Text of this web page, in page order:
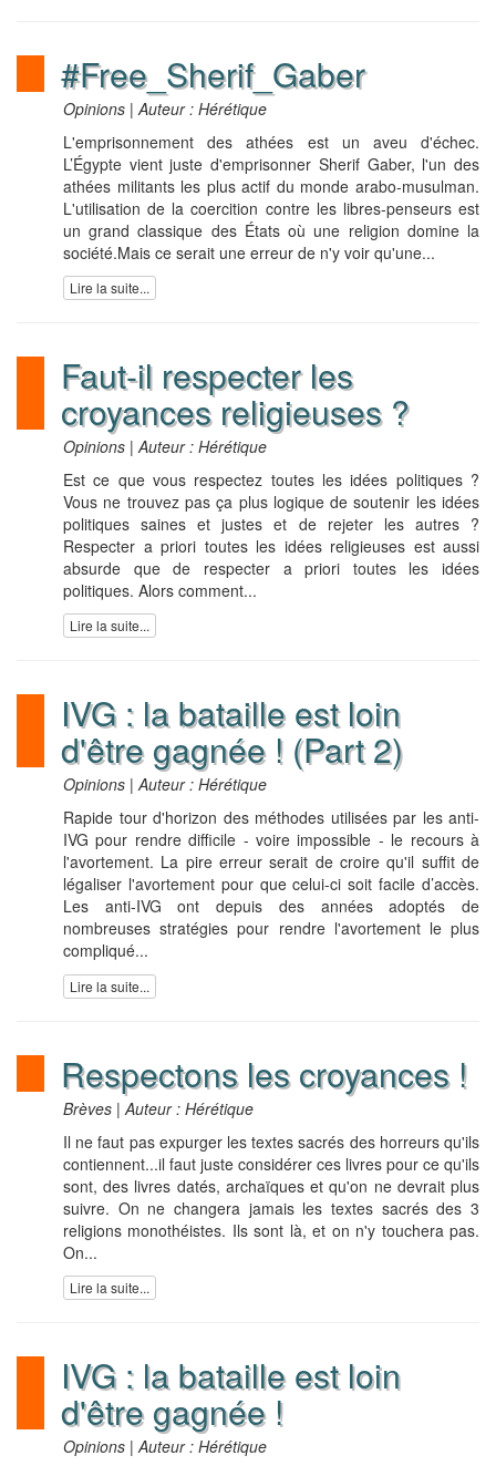
#Free_Sherif_Gaber
Opinions | Auteur : Hérétique
L'emprisonnement des athées est un aveu d'échec.
L’Égypte vient juste d'emprisonner Sherif Gaber, l'un des
athées militants les plus actif du monde arabo-musulman.
L'utilisation de la coercition contre les libres-penseurs est
un grand classique des États où une religion domine la
société.Mais ce serait une erreur de n'y voir qu'une...
Lire la suite...
Faut-il respecter les
croyances religieuses ?
Opinions | Auteur : Hérétique
Est ce que vous respectez toutes les idées politiques ?
Vous ne trouvez pas ça plus logique de soutenir les idées
politiques saines et justes et de rejeter les autres ?
Respecter a priori toutes les idées religieuses est aussi
absurde que de respecter a priori toutes les idées
politiques. Alors comment...
Lire la suite...
IVG : la bataille est loin
d'être gagnée ! (Part 2)
Opinions | Auteur : Hérétique
Rapide tour d'horizon des méthodes utilisées par les anti-
IVG pour rendre difficile - voire impossible - le recours à
l'avortement. La pire erreur serait de croire qu'il suffit de
légaliser l'avortement pour que celui-ci soit facile d’accès.
Les anti-IVG ont depuis des années adoptés de
nombreuses stratégies pour rendre l'avortement le plus
compliqué...
Lire la suite...
Respectons les croyances !
Brèves | Auteur : Hérétique
Il ne faut pas expurger les textes sacrés des horreurs qu'ils
contiennent...il faut juste considérer ces livres pour ce qu'ils
sont, des livres datés, archaïques et qu'on ne devrait plus
suivre. On ne changera jamais les textes sacrés des 3
religions monothéistes. Ils sont là, et on n'y touchera pas.
On...
Lire la suite...
IVG : la bataille est loin
d'être gagnée !
Opinions | Auteur : Hérétique